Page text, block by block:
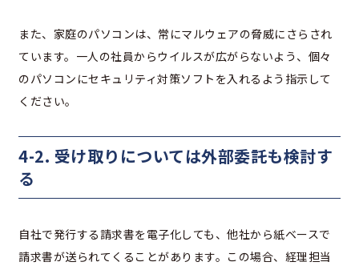
また、家庭のパソコンは、常にマルウェアの脅威にさらされ
ています。一人の社員からウイルスが広がらないよう、個々
のパソコンにセキュリティ対策ソフトを入れるよう指示して
ください。
4-2. 受け取りについては外部委託も検討す
る
自社で発行する請求書を電子化しても、他社から紙ベースで
請求書が送られてくることがあります。この場合、経理担当